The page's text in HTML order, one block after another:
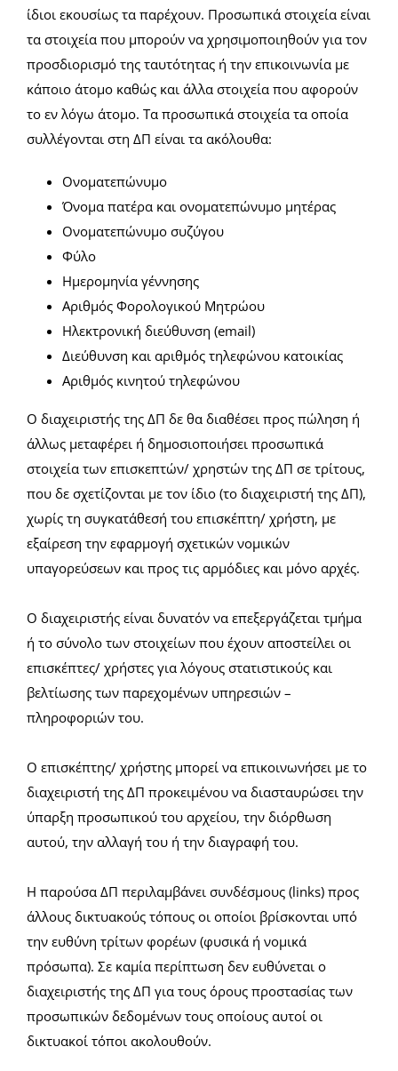
ίδιοι εκουσίως τα παρέχουν. Προσωπικά στοιχεία είναι
τα στοιχεία που μπορούν να χρησιμοποιηθούν για τον
προσδιορισμό της ταυτότητας ή την επικοινωνία με
κάποιο άτομο καθώς και άλλα στοιχεία που αφορούν
το εν λόγω άτομο. Τα προσωπικά στοιχεία τα οποία
συλλέγονται στη ΔΠ είναι τα ακόλουθα:
Ονοματεπώνυμο
Όνομα πατέρα και ονοματεπώνυμο μητέρας
Ονοματεπώνυμο συζύγου
Φύλο
Ημερομηνία γέννησης
Αριθμός Φορολογικού Μητρώου
Ηλεκτρονική διεύθυνση (email)
Διεύθυνση και αριθμός τηλεφώνου κατοικίας
Αριθμός κινητού τηλεφώνου
Ο διαχειριστής της ΔΠ δε θα διαθέσει προς πώληση ή
άλλως μεταφέρει ή δημοσιοποιήσει προσωπικά
στοιχεία των επισκεπτών/ χρηστών της ΔΠ σε τρίτους,
που δε σχετίζονται με τον ίδιο (το διαχειριστή της ΔΠ),
χωρίς τη συγκατάθεσή του επισκέπτη/ χρήστη, με
εξαίρεση την εφαρμογή σχετικών νομικών
υπαγορεύσεων και προς τις αρμόδιες και μόνο αρχές.
Ο διαχειριστής είναι δυνατόν να επεξεργάζεται τμήμα
ή το σύνολο των στοιχείων που έχουν αποστείλει οι
επισκέπτες/ χρήστες για λόγους στατιστικούς και
βελτίωσης των παρεχομένων υπηρεσιών –
πληροφοριών του.
Ο επισκέπτης/ χρήστης μπορεί να επικοινωνήσει με το
διαχειριστή της ΔΠ προκειμένου να διασταυρώσει την
ύπαρξη προσωπικού του αρχείου, την διόρθωση
αυτού, την αλλαγή του ή την διαγραφή του.
Η παρούσα ΔΠ περιλαμβάνει συνδέσμους (links) προς
άλλους δικτυακούς τόπους οι οποίοι βρίσκονται υπό
την ευθύνη τρίτων φορέων (φυσικά ή νομικά
πρόσωπα). Σε καμία περίπτωση δεν ευθύνεται ο
διαχειριστής της ΔΠ για τους όρους προστασίας των
προσωπικών δεδομένων τους οποίους αυτοί οι
δικτυακοί τόποι ακολουθούν.